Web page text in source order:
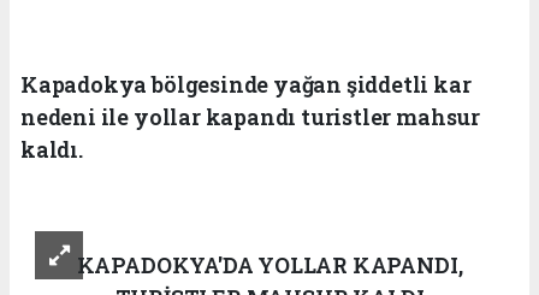
Kapadokya bölgesinde yağan şiddetli kar
nedeni ile yollar kapandı turistler mahsur
kaldı.
KAPADOKYA'DA YOLLAR KAPANDI,